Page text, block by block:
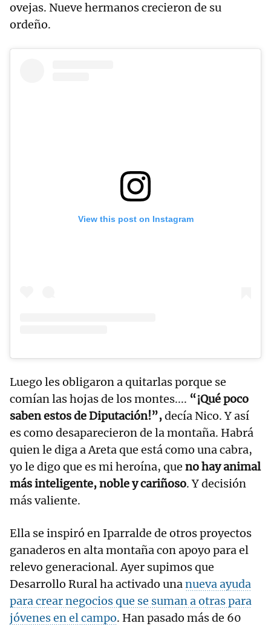
ovejas. Nueve hermanos crecieron de su
ordeño.
View this post on Instagram
Luego les obligaron a quitarlas porque se
comían las hojas de los montes.... “¡Qué poco
saben estos de Diputación!”,decía Nico. Y así
es como desaparecieron de la montaña. Habrá
quien le diga a Areta que está como una cabra,
yo le digo que es mi heroína, que no hay animal
más inteligente, noble y cariñoso. Y decisión
más valiente.
Ella se inspiró en Iparralde de otros proyectos
ganaderos en alta montaña con apoyo para el
relevo generacional. Ayer supimos que
Desarrollo Rural ha activado unanueva ayuda
para crear negocios que se suman a otras para
jóvenes en el campo. Han pasado más de 60